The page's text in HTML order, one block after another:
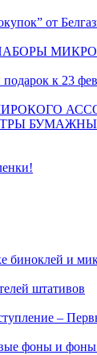
от
к 23
биноклей и
штативов
–
фоны и